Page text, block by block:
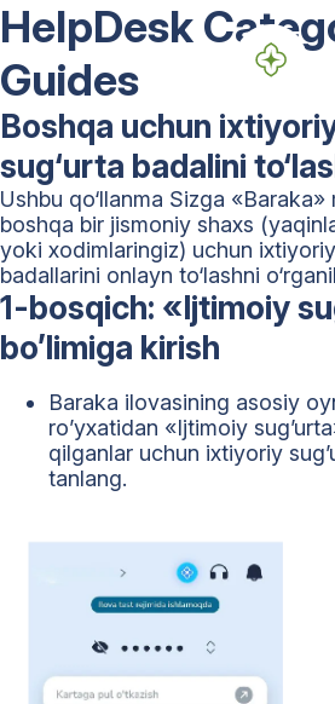
HelpDesk
Guides
Boshqa uchun
sug‘urta badalini
Ushbu qo‘llanma Sizga
boshqa bir jismoniy shaxs
yoki xodimlaringiz) uchun
badallarini onlayn to‘lashni
1-bosqich: «Ijtimoiy
bo’limiga kirish
Baraka ilovasining asosiy
ro’yxatidan «Ijtimoiy
qilganlar uchun ixtiyoriy
tanlang.